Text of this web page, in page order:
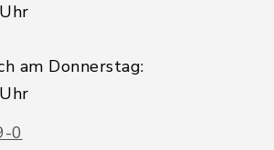
am Donnerstag:
0